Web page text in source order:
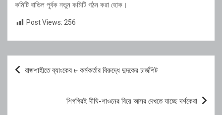
কমিটি বাতিল পূর্বক নতুন কমিটি গঠন করা হোক।
Post Views: 256
Post
navigation
রাজশাহীতে ব্যাংকের ৮ কর্মকর্তার বিরুদ্ধে দুদকের চার্জশিট
শিগগিরই দীঘি-শাওনের বিয়ে আসর দেখতে যাচ্ছে দর্শকেরা